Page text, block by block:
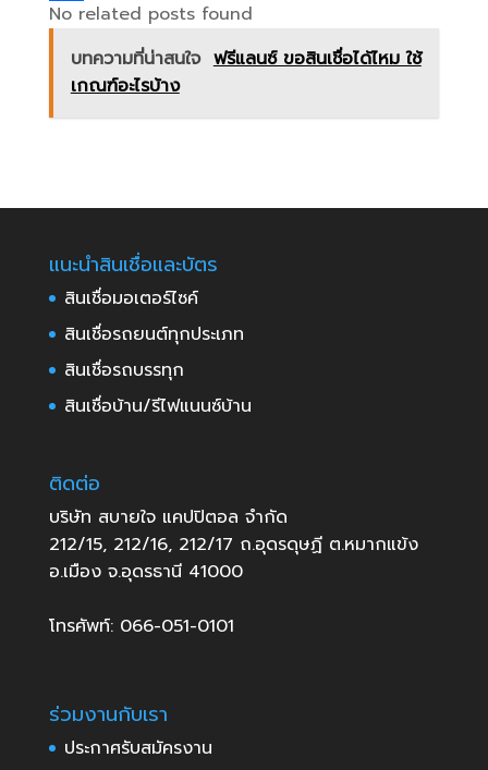
o
e
it
p
n
d
o
L
S
r
No related posts found
บทความที่น่าสนใจ ฟรีแลนซ์ ขอสินเชื่อได้ไหม ใช้
เกณฑ์อะไรบ้าง
แนะนำสินเชื่อและบัตร
สินเชื่อมอเตอร์ไซค์
สินเชื่อรถยนต์ทุกประเภท
สินเชื่อรถบรรทุก
สินเชื่อบ้าน/รีไฟแนนซ์บ้าน
ติดต่อ
บริษัท สบายใจ แคปปิตอล จำกัด
212/15, 212/16, 212/17 ถ.อุดรดุษฏี ต.หมากแข้ง
อ.เมือง จ.อุดรธานี 41000
โทรศัพท์: 066-051-0101
ร่วมงานกับเรา
ประกาศรับสมัครงาน